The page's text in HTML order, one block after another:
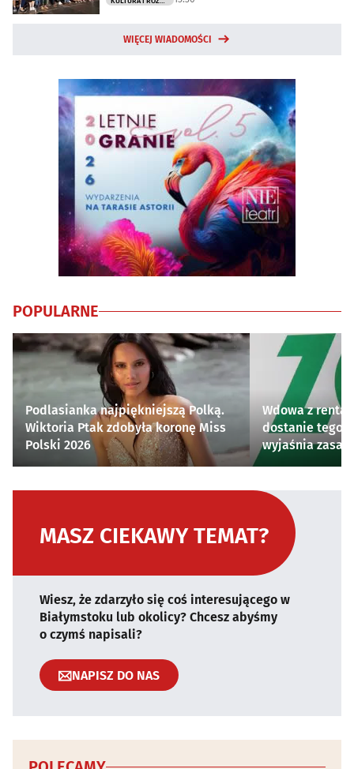
WIĘCEJ WIADOMOŚCI
POPULARNE
Podlasianka najpiękniejszą Polką.
Wiktoria Ptak zdobyła koronę Miss
Polski 2026
Wdowa z rentą
dostanie tego
wyjaśnia
MASZ CIEKAWY TEMAT?
Wiesz, że zdarzyło się coś interesującego w
Białymstoku lub okolicy? Chcesz abyśmy
o czymś napisali?
NAPISZ DO NAS